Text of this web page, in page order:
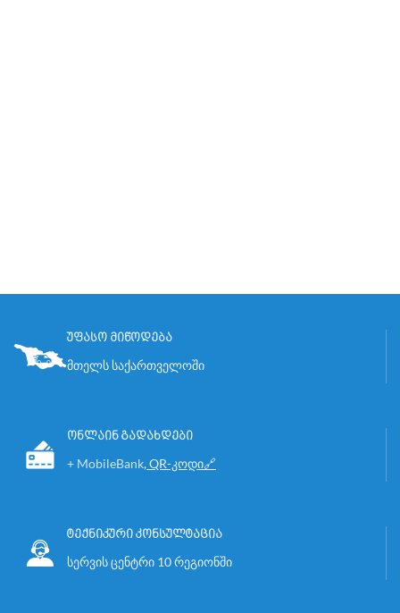
უფასო მიწოდება
მთელს საქართველოში
ონლაინ გადახდები
+ MobileBank,QR-კოდი🔗
ტექნიკური კონსულტაცია
სერვის ცენტრი 10 რეგიონში